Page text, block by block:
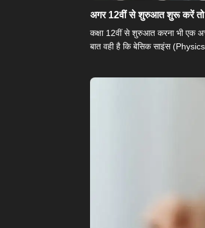
अगर 12वीं से शुरुआत शुरू करें
कक्षा 12वीं से शुरुआत करना भी एक
बात वही है कि बेसिक साइंस